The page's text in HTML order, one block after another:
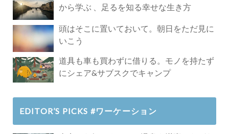
から学ぶ 、足るを知る幸せな生き方
頭はそこに置いておいて。朝日をただ見に
いこう
道具も車も買わずに借りる。モノを持たず
にシェア&サブスクでキャンプ
EDITOR’S PICKS #ワーケーション